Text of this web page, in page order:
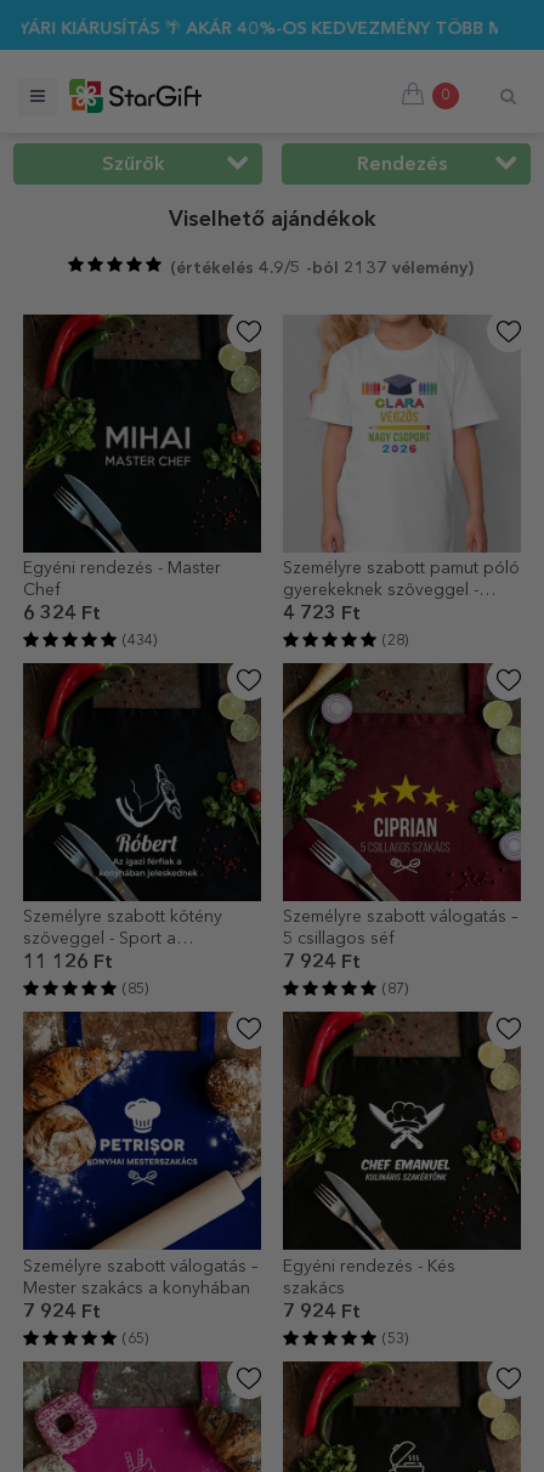
OS KEDVEZMÉNY TÖBB MINT 100 SZEMÉLYRE SZABOTT
0
Szűrők Rendezés
Viselhető ajándékok
(értékelés 4.9/5 -ból 2137 vélemény)
Egyéni rendezés - Master
Chef
6 324 Ft
(434)
Személyre szabott pamut póló
gyerekeknek szöveggel -
Graduate
4 723 Ft
(28)
Személyre szabott kötény
szöveggel - Sport a
konyhában
11 126 Ft
(85)
Személyre szabott válogatás –
5 csillagos séf
7 924 Ft
(87)
Személyre szabott válogatás –
Mester szakács a konyhában
7 924 Ft
(65)
Egyéni rendezés - Kés
szakács
7 924 Ft
(53)